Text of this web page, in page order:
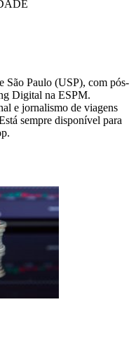
São Paulo (USP), com pós-
Digital na ESPM.
e jornalismo de viagens
sempre disponível para